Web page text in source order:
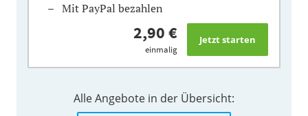
Mit PayPal bezahlen
2,90 €
einmalig
Alle Angebote in der Übersicht: